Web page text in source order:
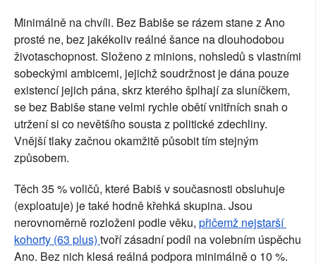
Minimálně na chvíli. Bez Babiše se rázem stane z Ano
prosté ne, bez jakékoliv reálné šance na dlouhodobou
životaschopnost. Složeno z minions, nohsledů s vlastními
sobeckými ambicemi, jejichž soudržnost je dána pouze
existencí jejich pána, skrz kterého šplhají za sluníčkem,
se bez Babiše stane velmi rychle obětí vnitřních snah o
utržení si co nevětšího sousta z politické zdechliny.
Vnější tlaky začnou okamžitě působit tím stejným
způsobem.
Těch 35 % voličů, které Babiš v současnosti obsluhuje
(exploatuje) je také hodně křehká skupina. Jsou
nerovnoměrně rozloženi podle věku, přičemž nejstarší
kohorty (63 plus) tvoří zásadní podíl na volebním úspěchu
Ano. Bez nich klesá reálná podpora minimálně o 10 %.